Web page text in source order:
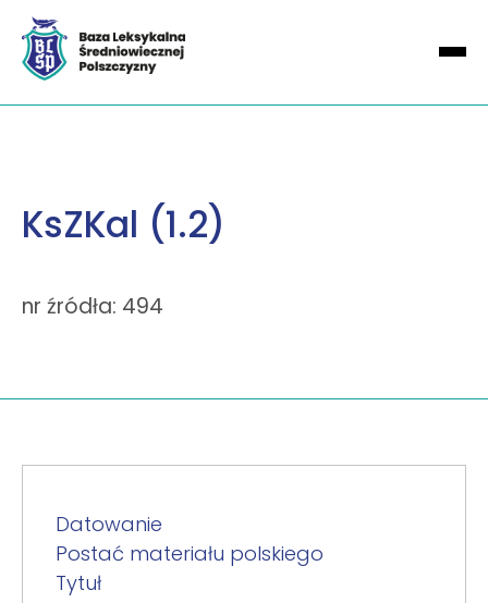
KsZKal (1.2)
nr źródła: 494
Datowanie
Postać materiału polskiego
Tytuł